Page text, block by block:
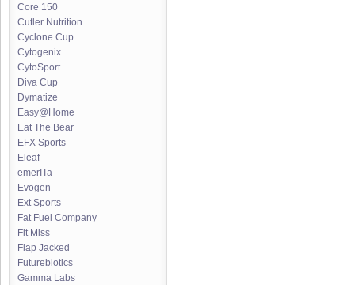
Core 150
Cutler Nutrition
Cyclone Cup
Cytogenix
CytoSport
Diva Cup
Dymatize
Easy@Home
Eat The Bear
EFX Sports
Eleaf
emerITa
Evogen
Ext Sports
Fat Fuel Company
Fit Miss
Flap Jacked
Futurebiotics
Gamma Labs